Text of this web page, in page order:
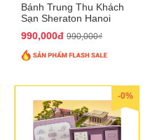
Bánh Trung Thu Khách
Sạn Sheraton Hanoi
990,000đ 990,000₫
-0%